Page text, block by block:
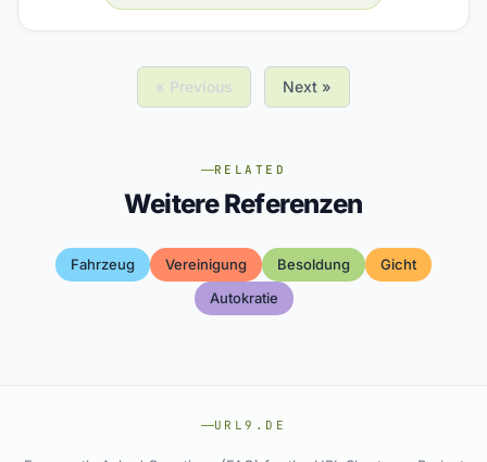
« Previous Next »
RELATED
Weitere Referenzen
Fahrzeug Vereinigung Besoldung
Gicht
Autokratie
URL9.DE